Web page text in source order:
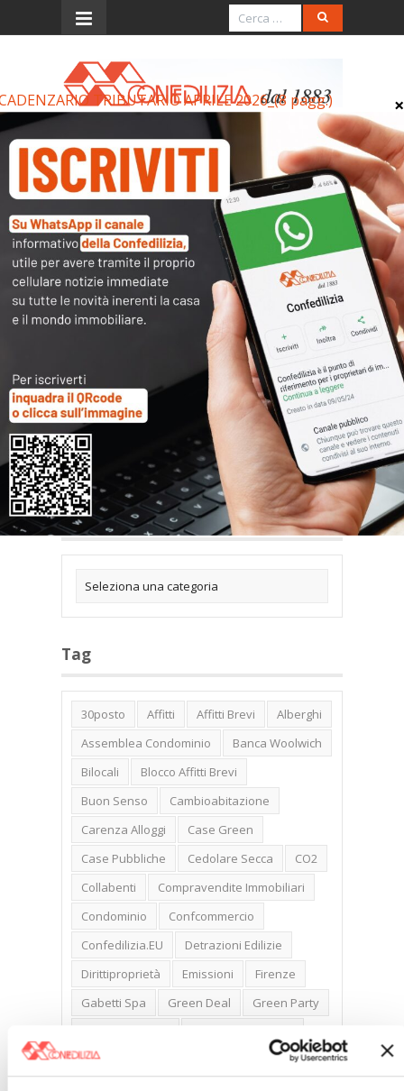
Menu
SCADENZARIO TRIBUTARIO
APRILE 2026_(8 pagg.)
SCADENZARIO TRIBUTARIO APRILE 2026_(8 pagg.)
Articoli collegati
Archivi
Categorie
Tag
30posto Affitti Affitti Brevi
Alberghi
Assemblea Condominio
Banca Woolwich
Bilocali
Blocco Affitti Brevi
Buon Senso
Cambioabitazione
Carenza Alloggi
Case Green
Case Pubbliche
Cedolare Secca
CO2
Collabenti
Compravendite Immobiliari
Condominio
Confcommercio
Confedilizia.EU
Detrazioni Edilizie
Dirittiproprietà
Emissioni
Firenze
Gabetti Spa
Green Deal
Green Party
Libero Mercato
New York
TRIBUTARIO APRILE 2026_(8 pagg.)